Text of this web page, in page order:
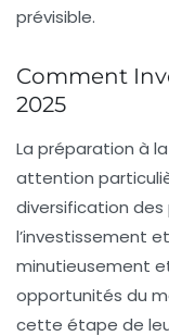
prévisible.
Comment
2025
La préparation à
attention
diversification
l’investissement
minutieusement
opportunités du
cette étape de